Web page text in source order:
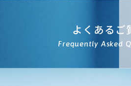
よくあるご
Frequently Asked